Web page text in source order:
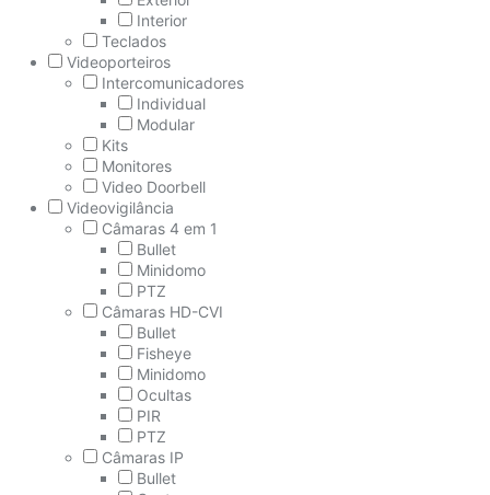
Interior
Teclados
Videoporteiros
Intercomunicadores
Individual
Modular
Kits
Monitores
Video Doorbell
Videovigilância
Câmaras 4 em 1
Bullet
Minidomo
PTZ
Câmaras HD-CVI
Bullet
Fisheye
Minidomo
Ocultas
PIR
PTZ
Câmaras IP
Bullet